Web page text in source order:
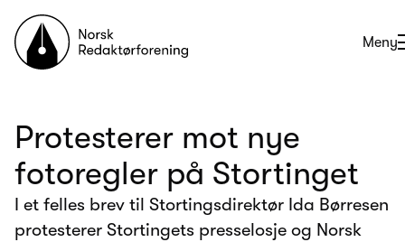
Til forsiden
Åpne
Meny
Protesterer mot nye
fotoregler på Stortinget
I et felles brev til Stortingsdirektør Ida Børresen
protesterer Stortingets presselosje og Norsk